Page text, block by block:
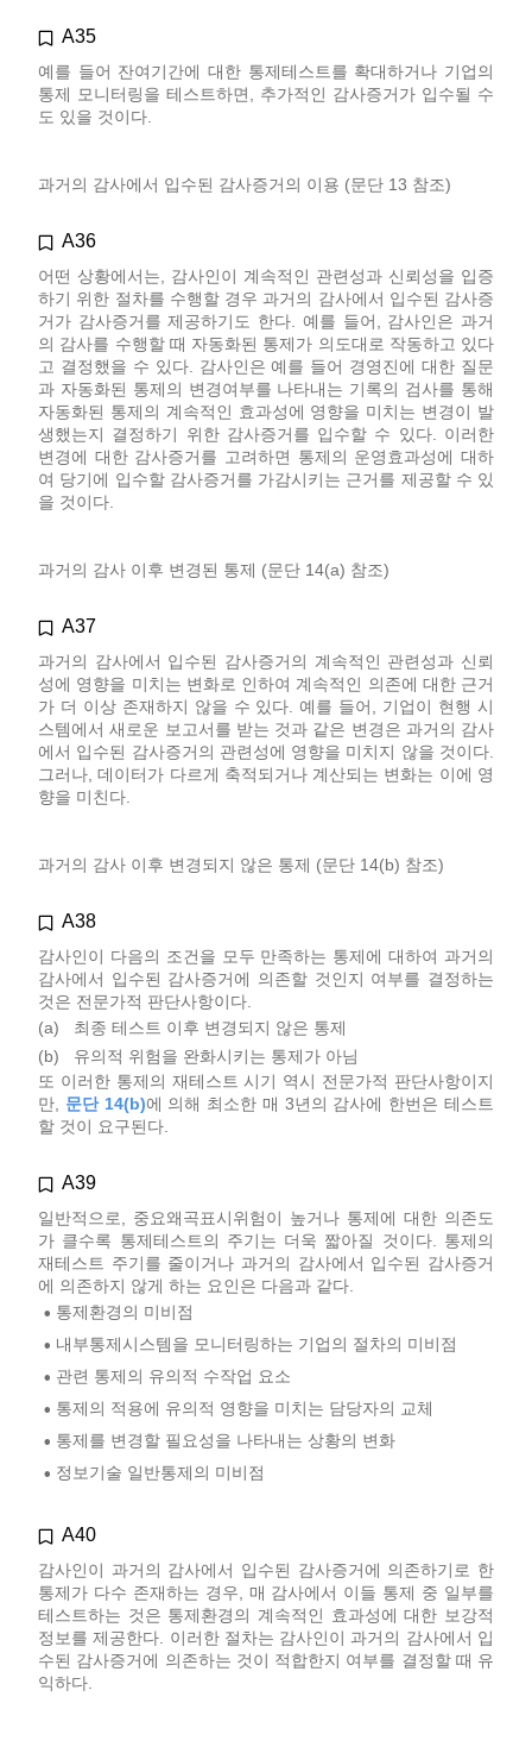
A35
예를 들어 잔여기간에 대한 통제테스트를 확대하거나 기업의
통제 모니터링을 테스트하면, 추가적인 감사증거가 입수될 수
도 있을 것이다.
과거의 감사에서 입수된 감사증거의 이용 (문단 13 참조)
A36
어떤 상황에서는, 감사인이 계속적인 관련성과 신뢰성을 입증
하기 위한 절차를 수행할 경우 과거의 감사에서 입수된 감사증
거가 감사증거를 제공하기도 한다. 예를 들어, 감사인은 과거
의 감사를 수행할 때 자동화된 통제가 의도대로 작동하고 있다
고 결정했을 수 있다. 감사인은 예를 들어 경영진에 대한 질문
과 자동화된 통제의 변경여부를 나타내는 기록의 검사를 통해
자동화된 통제의 계속적인 효과성에 영향을 미치는 변경이 발
생했는지 결정하기 위한 감사증거를 입수할 수 있다. 이러한
변경에 대한 감사증거를 고려하면 통제의 운영효과성에 대하
여 당기에 입수할 감사증거를 가감시키는 근거를 제공할 수 있
을 것이다.
과거의 감사 이후 변경된 통제 (문단 14(a) 참조)
A37
과거의 감사에서 입수된 감사증거의 계속적인 관련성과 신뢰
성에 영향을 미치는 변화로 인하여 계속적인 의존에 대한 근거
가 더 이상 존재하지 않을 수 있다. 예를 들어, 기업이 현행 시
스템에서 새로운 보고서를 받는 것과 같은 변경은 과거의 감사
에서 입수된 감사증거의 관련성에 영향을 미치지 않을 것이다.
그러나, 데이터가 다르게 축적되거나 계산되는 변화는 이에 영
향을 미친다.
과거의 감사 이후 변경되지 않은 통제 (문단 14(b) 참조)
A38
감사인이 다음의 조건을 모두 만족하는 통제에 대하여 과거의
감사에서 입수된 감사증거에 의존할 것인지 여부를 결정하는
것은 전문가적 판단사항이다.
(a)
최종 테스트 이후 변경되지 않은 통제
(b)
유의적 위험을 완화시키는 통제가 아님
또 이러한 통제의 재테스트 시기 역시 전문가적 판단사항이지
만, 문단 14(b)에 의해 최소한 매 3년의 감사에 한번은 테스트
할 것이 요구된다.
A39
일반적으로, 중요왜곡표시위험이 높거나 통제에 대한 의존도
가 클수록 통제테스트의 주기는 더욱 짧아질 것이다. 통제의
재테스트 주기를 줄이거나 과거의 감사에서 입수된 감사증거
에 의존하지 않게 하는 요인은 다음과 같다.
• 통제환경의 미비점
• 내부통제시스템을 모니터링하는 기업의 절차의 미비점
• 관련 통제의 유의적 수작업 요소
• 통제의 적용에 유의적 영향을 미치는 담당자의 교체
• 통제를 변경할 필요성을 나타내는 상황의 변화
• 정보기술 일반통제의 미비점
A40
감사인이 과거의 감사에서 입수된 감사증거에 의존하기로 한
통제가 다수 존재하는 경우, 매 감사에서 이들 통제 중 일부를
테스트하는 것은 통제환경의 계속적인 효과성에 대한 보강적
정보를 제공한다. 이러한 절차는 감사인이 과거의 감사에서 입
수된 감사증거에 의존하는 것이 적합한지 여부를 결정할 때 유
익하다.